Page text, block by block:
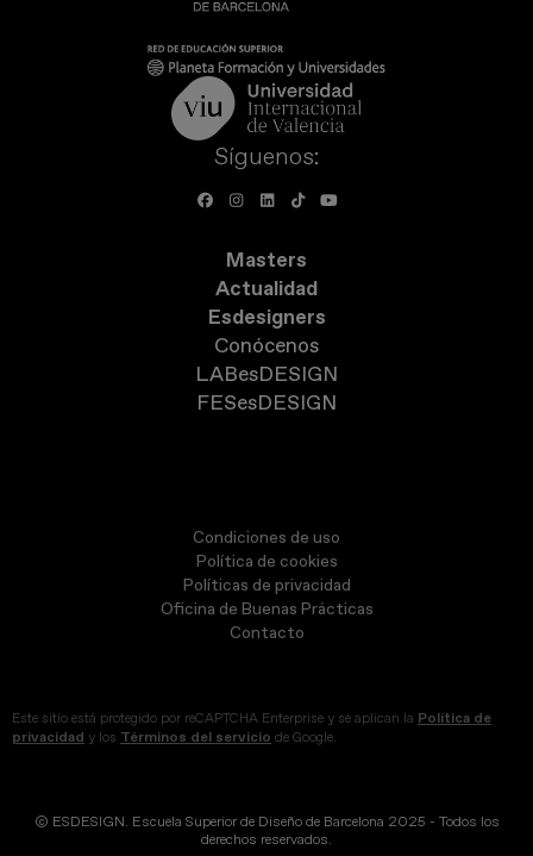
Síguenos:
Masters
Actualidad
Esdesigners
Conócenos
LABesDESIGN
FESesDESIGN
Condiciones de uso
Política de cookies
Políticas de privacidad
Oficina de Buenas Prácticas
Contacto
Este sitio está protegido por reCAPTCHA Enterprise y se aplican la Política de
privacidad y los Términos del servicio de Google.
© ESDESIGN. Escuela Superior de Diseño de Barcelona 2025 - Todos los
derechos reservados.